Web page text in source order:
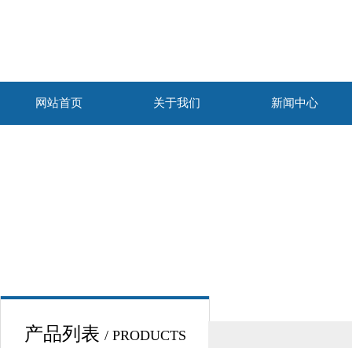
网站首页 关于我们 新闻中心
产品列表 / PRODUCTS